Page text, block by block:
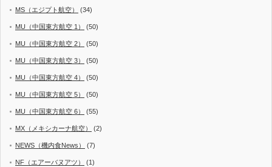
MS（エジプト航空） (34)
MU（中国東方航空 1） (50)
MU（中国東方航空 2） (50)
MU（中国東方航空 3） (50)
MU（中国東方航空 4） (50)
MU（中国東方航空 5） (50)
MU（中国東方航空 6） (55)
MX（メキシカーナ航空） (2)
NEWS（機内食News） (7)
NF（エアーバヌアツ） (1)